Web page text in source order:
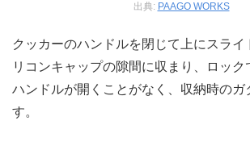
出典: PAAGO WORKS
クッカーのハンドルを閉じて上にスライ
リコンキャップの隙間に収まり、ロック
ハンドルが開くことがなく、収納時のガ
す。